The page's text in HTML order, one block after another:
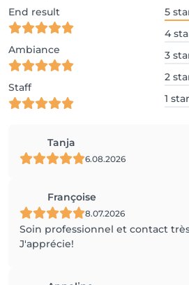
End result
Ambiance
Staff
5
4
3
2
1 star
Tanja
6.08.2026
Françoise
8.07.2026
Soin professionnel et contact
J'apprécie!